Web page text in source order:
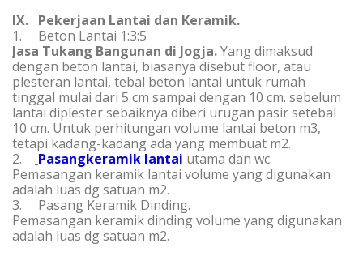
IX. Pekerjaan Lantai dan Keramik.
1. Beton Lantai 1:3:5
Jasa Tukang Bangunan di Jogja.Yang dimaksud
dengan beton lantai, biasanya disebut floor, atau
plesteran lantai, tebal beton lantai untuk rumah
tinggal mulai dari 5 cm sampai dengan 10 cm. sebelum
lantai diplester sebaiknya diberi urugan pasir setebal
10 cm. Untuk perhitungan volume lantai beton m3,
tetapi kadang-kadang ada yang membuat m2.
2.
Pasangkeramik lantai utama dan wc.
Pemasangan keramik lantai volume yang digunakan
adalah luas dg satuan m2.
3. Pasang Keramik Dinding.
Pemasangan keramik dinding volume yang digunakan
adalah luas dg satuan m2.